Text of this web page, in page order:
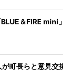
＆FIRE
が町長らと意見